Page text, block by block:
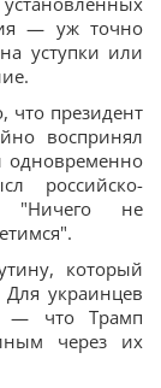
— уж точно
уступки или
что президент
воспринял
одновременно
российско-
"Ничего не
который
украинцев
— что Трамп
через их